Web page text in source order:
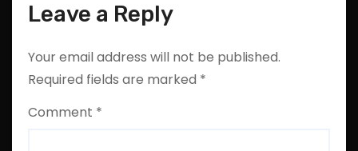
Leave a Reply
Your email address will not be published.
Required fields are marked *
Comment *